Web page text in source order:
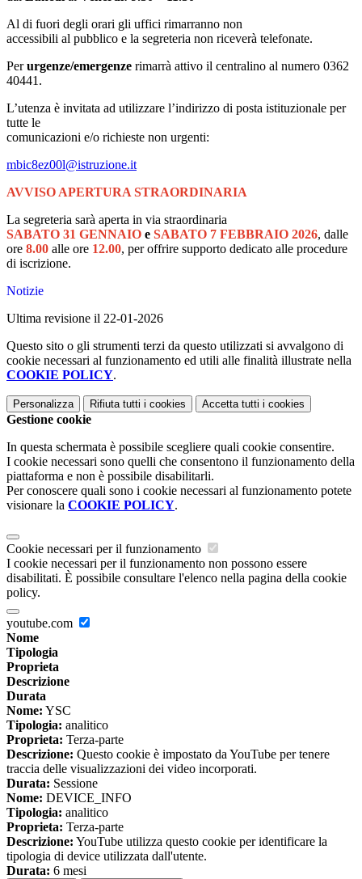
Al di fuori degli orari gli uffici rimarranno non
accessibili al pubblico e la segreteria non riceverà telefonate.
Per urgenze/emergenze rimarrà attivo il centralino al numero 0362
40441.
L’utenza è invitata ad utilizzare l’indirizzo di posta istituzionale per
tutte le
comunicazioni e/o richieste non urgenti:
mbic8ez00l@istruzione.it
AVVISO APERTURA STRAORDINARIA
La segreteria sarà aperta in via straordinaria
SABATO 31 GENNAIO e SABATO 7 FEBBRAIO 2026, dalle
ore 8.00 alle ore 12.00, per offrire supporto dedicato alle procedure
di iscrizione.
Notizie
Ultima revisione il 22-01-2026
Questo sito o gli strumenti terzi da questo utilizzati si avvalgono di
cookie necessari al funzionamento ed utili alle finalità illustrate nella
COOKIE POLICY.
Personalizza Rifiuta tutti i cookies Accetta tutti i cookies
Gestione cookie
In questa schermata è possibile scegliere quali cookie consentire.
I cookie necessari sono quelli che consentono il funzionamento della
piattaforma e non è possibile disabilitarli.
Per conoscere quali sono i cookie necessari al funzionamento potete
visionare la COOKIE POLICY.
Cookie necessari per il funzionamento
I cookie necessari per il funzionamento non possono essere
disabilitati. È possibile consultare l'elenco nella pagina della cookie
policy.
youtube.com
Nome
Tipologia
Proprieta
Descrizione
Durata
Nome: YSC
Tipologia: analitico
Proprieta: Terza-parte
Descrizione: Questo cookie è impostato da YouTube per tenere
traccia delle visualizzazioni dei video incorporati.
Durata: Sessione
Nome: DEVICE_INFO
Tipologia: analitico
Proprieta: Terza-parte
Descrizione: YouTube utilizza questo cookie per identificare la
tipologia di device utilizzata dall'utente.
Durata: 6 mesi